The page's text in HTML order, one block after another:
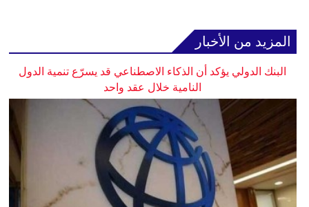
المزيد من الأخبار
البنك الدولي يؤكد أن الذكاء الاصطناعي قد يسرّع تنمية الدول
النامية خلال عقد واحد